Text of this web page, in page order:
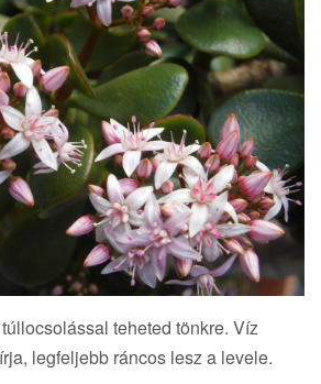
teheted tönkre. Víz
legfeljebb ráncos lesz a levele.